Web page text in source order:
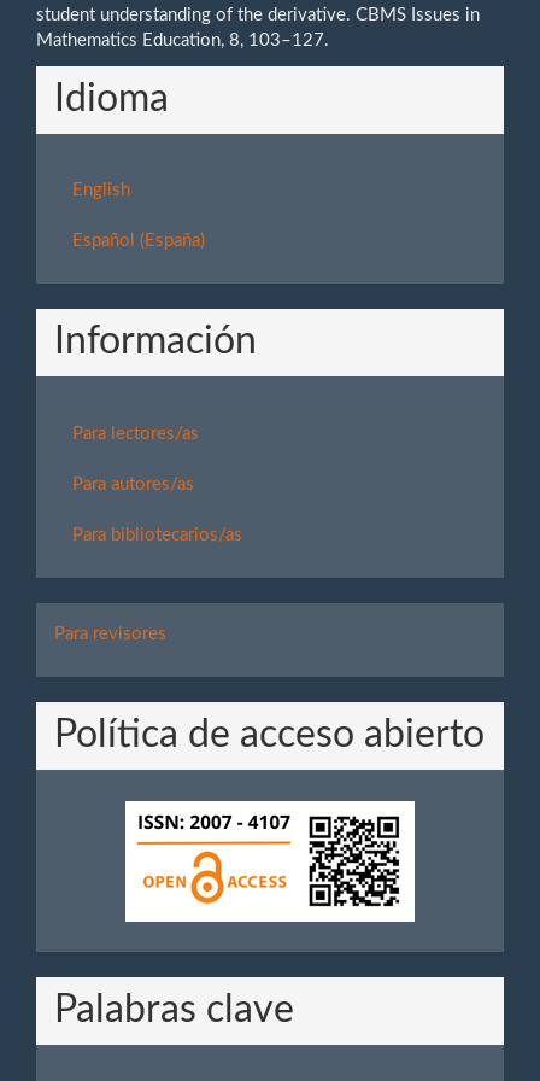
student understanding of the derivative. CBMS Issues in
Mathematics Education, 8, 103–127.
Idioma
English
Español (España)
Información
Para lectores/as
Para autores/as
Para bibliotecarios/as
Para
Revisores
Para revisores
Política de acceso abierto
Palabras clave